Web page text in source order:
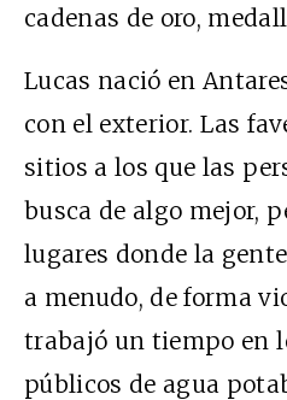
cadenas de oro,
Lucas nació en
con el exterior. Las
sitios a los que las
busca de algo mejor,
lugares donde la
a menudo, de forma
trabajó un tiempo en
públicos de agua